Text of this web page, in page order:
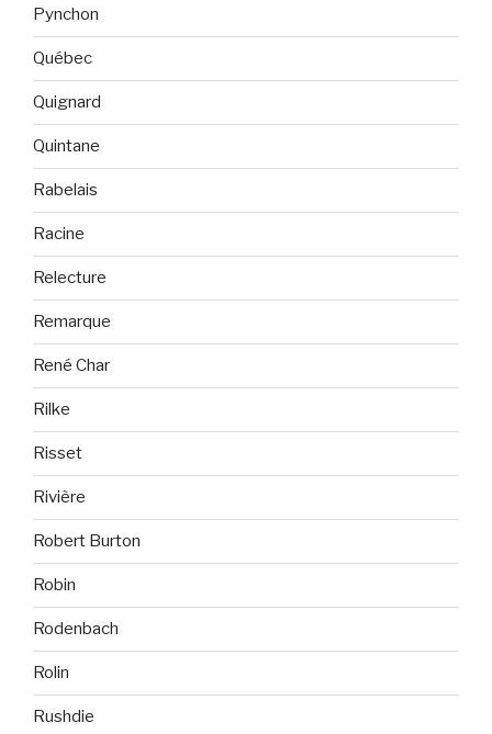
Pynchon
Québec
Quignard
Quintane
Rabelais
Racine
Relecture
Remarque
René Char
Rilke
Risset
Rivière
Robert Burton
Robin
Rodenbach
Rolin
Rushdie